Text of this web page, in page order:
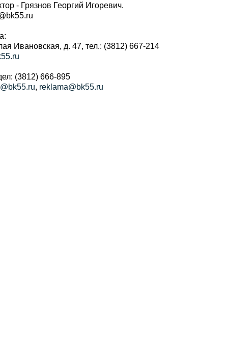
- Грязнов Георгий Игоревич.
Ивановская, д. 47, тел.: (3812) 667-214
(3812) 666-895
, reklama@bk55.ru